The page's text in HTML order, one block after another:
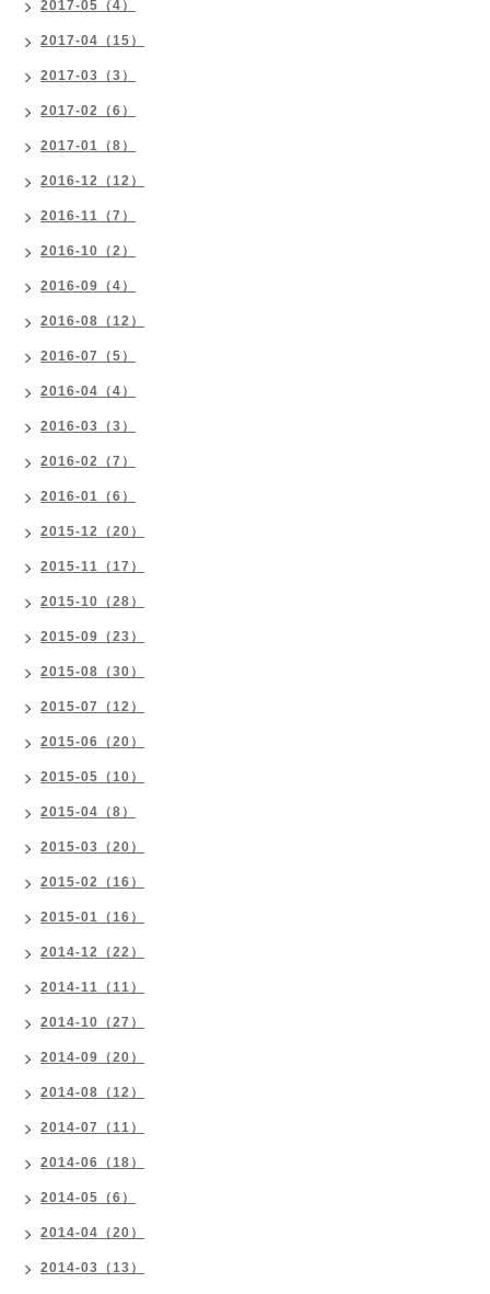
2017-05（4）
2017-04（15）
2017-03（3）
2017-02（6）
2017-01（8）
2016-12（12）
2016-11（7）
2016-10（2）
2016-09（4）
2016-08（12）
2016-07（5）
2016-04（4）
2016-03（3）
2016-02（7）
2016-01（6）
2015-12（20）
2015-11（17）
2015-10（28）
2015-09（23）
2015-08（30）
2015-07（12）
2015-06（20）
2015-05（10）
2015-04（8）
2015-03（20）
2015-02（16）
2015-01（16）
2014-12（22）
2014-11（11）
2014-10（27）
2014-09（20）
2014-08（12）
2014-07（11）
2014-06（18）
2014-05（6）
2014-04（20）
2014-03（13）